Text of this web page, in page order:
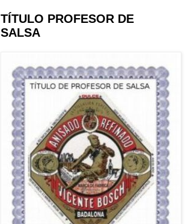
TÍTULO PROFESOR DE
SALSA